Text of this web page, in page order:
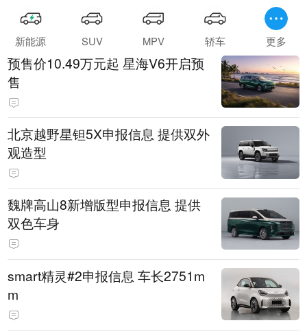
新能源 SUV MPV 轿车 更多
预售价10.49万元起 星海V6开启预
售
北京越野星钽5X申报信息 提供双外
观造型
魏牌高山8新增版型申报信息 提供
双色车身
smart精灵#2申报信息 车长2751m
m